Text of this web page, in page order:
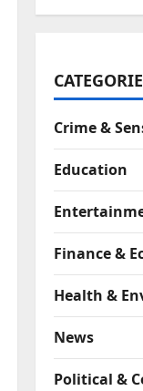
Crime &
Education
Finance &
Health &
News
Political &